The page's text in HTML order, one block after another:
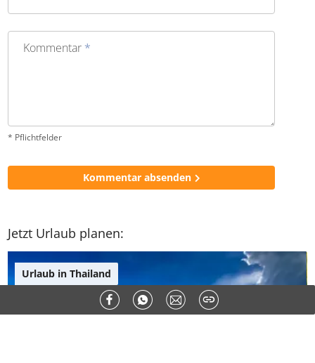
Kommentar *
* Pflichtfelder
Kommentar absenden
Jetzt Urlaub planen:
Urlaub in Thailand